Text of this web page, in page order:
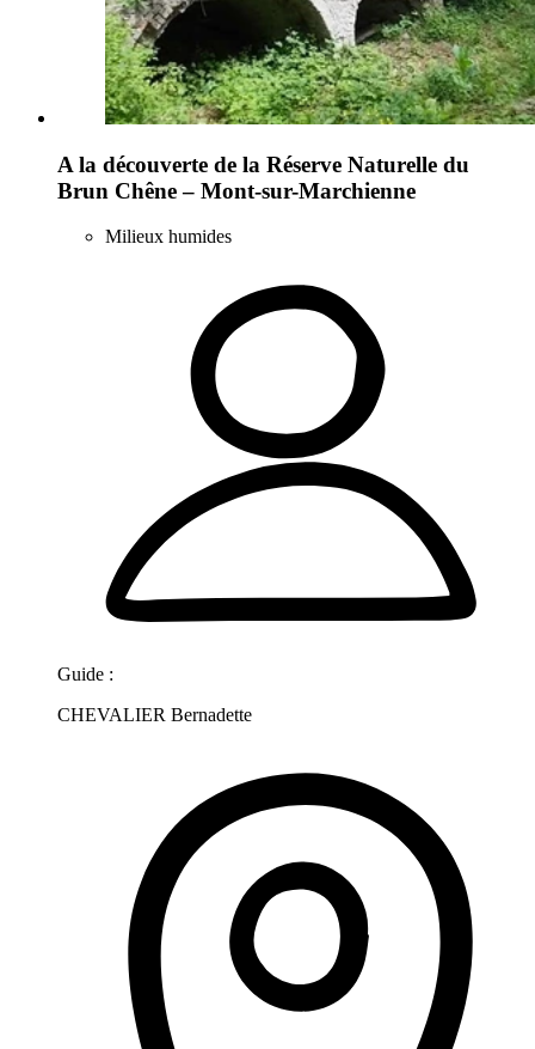
A la découverte de la Réserve Naturelle du
Brun Chêne – Mont-sur-Marchienne
Milieux humides
Guide :
CHEVALIER Bernadette